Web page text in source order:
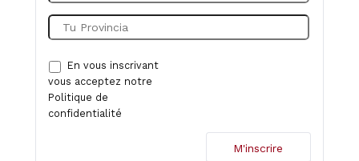
En vous inscrivant
vous acceptez notre
Politique de
confidentialité